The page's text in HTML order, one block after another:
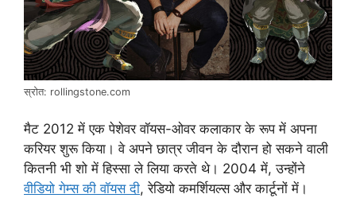
स्रोत: rollingstone.com
मैट 2012 में एक पेशेवर वॉयस-ओवर कलाकार के रूप में अपना
करियर शुरू किया। वे अपने छात्र जीवन के दौरान हो सकने वाली
कितनी भी शो में हिस्सा ले लिया करते थे। 2004 में, उन्होंने
वीडियो गेम्स की वॉयस दी, रेडियो कमर्शियल्स और कार्टूनों में।